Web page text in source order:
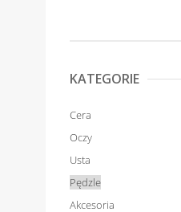
KATEGORIE
Cera
Oczy
Usta
Pędzle
Akcesoria